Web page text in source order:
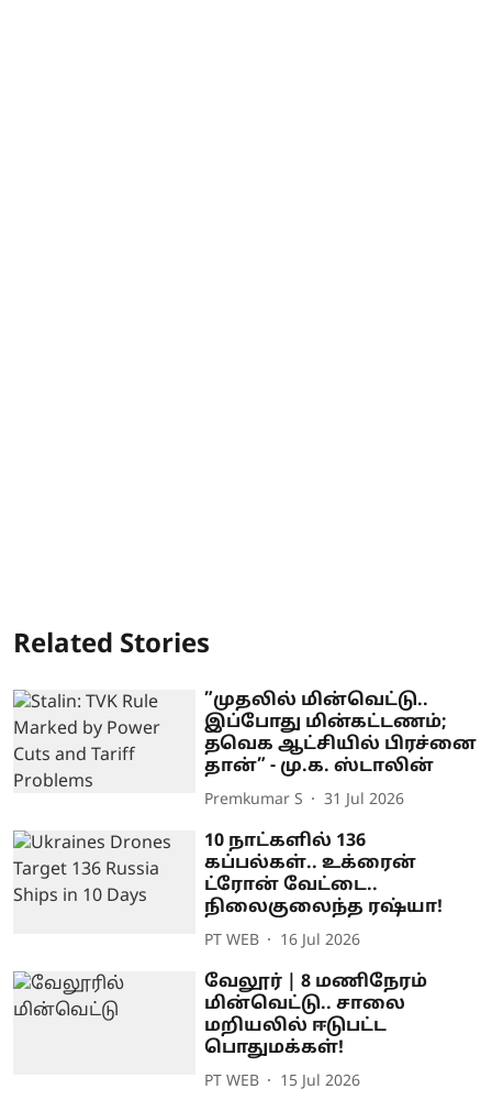
Related Stories
”முதலில் மின்வெட்டு..
இப்போது மின்கட்டணம்;
தவெக ஆட்சியில் பிரச்னை
தான்” - மு.க. ஸ்டாலின்
Premkumar S 31 Jul 2026
10 நாட்களில் 136
கப்பல்கள்.. உக்ரைன்
ட்ரோன் வேட்டை..
நிலைகுலைந்த ரஷ்யா!
PT WEB 16 Jul 2026
வேலூர் | 8 மணிநேரம்
மின்வெட்டு.. சாலை
மறியலில் ஈடுபட்ட
பொதுமக்கள்!
PT WEB 15 Jul 2026